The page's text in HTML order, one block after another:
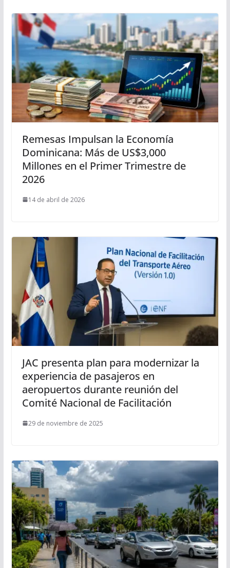
Remesas Impulsan la Economía
Dominicana: Más de US$3,000
Millones en el Primer Trimestre de
2026
14 de abril de 2026
JAC presenta plan para modernizar la
experiencia de pasajeros en
aeropuertos durante reunión del
Comité Nacional de Facilitación
29 de noviembre de 2025